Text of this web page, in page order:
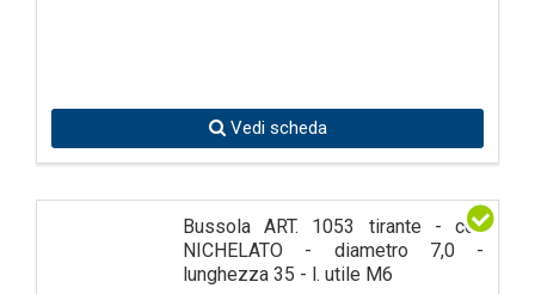
Vedi scheda
Bussola ART. 1053 tirante - col.
NICHELATO - diametro 7,0 -
lunghezza 35 - l. utile M6